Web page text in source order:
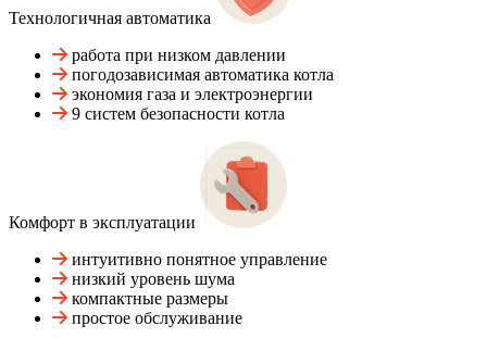
Технологичная автоматика
работа при низком давлении
погодозависимая автоматика котла
экономия газа и электроэнергии
9 систем безопасности котла
Комфорт в эксплуатации
интуитивно понятное управление
низкий уровень шума
компактные размеры
простое обслуживание